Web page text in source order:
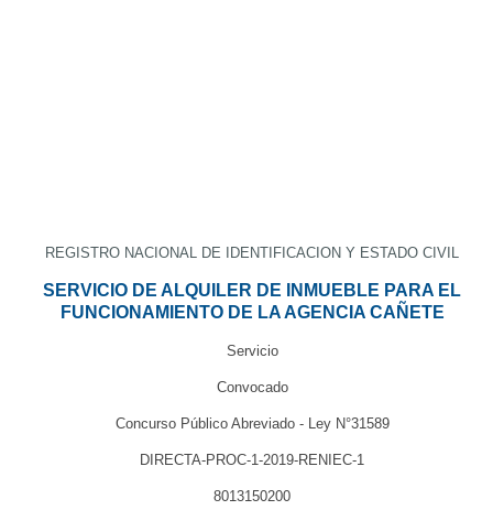
REGISTRO NACIONAL DE IDENTIFICACION Y ESTADO CIVIL
SERVICIO DE ALQUILER DE INMUEBLE PARA EL
FUNCIONAMIENTO DE LA AGENCIA CAÑETE
Servicio
Convocado
Concurso Público Abreviado - Ley N°31589
DIRECTA-PROC-1-2019-RENIEC-1
8013150200